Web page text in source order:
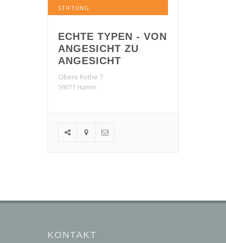
STIFTUNG
ECHTE TYPEN - VON
ANGESICHT ZU
ANGESICHT
Obere Rothe 7
59071 Hamm
KONTAKT